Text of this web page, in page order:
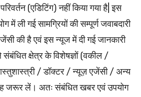
(एडिटिंग) नहीं किया गया है| इस
में ली गई सामग्रियों की सम्पूर्ण जवाबदारी
की है एवं इस न्यूज में दी गई जानकारी
क्षेत्र के विशेषज्ञों (वकील /
/ डॉक्टर / न्यूज़ एजेंसी / अन्य
जरूर लें। अतः संबंधित खबर एवं उपयोग